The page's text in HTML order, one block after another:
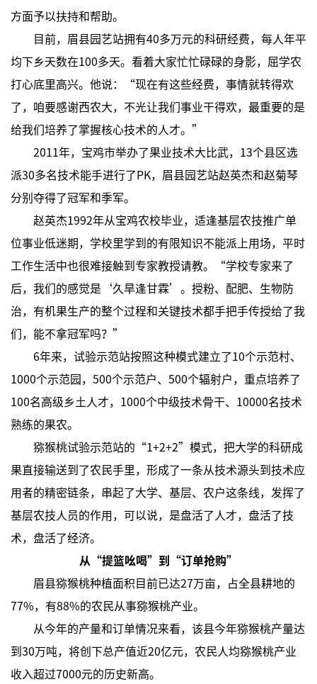
方面予以扶持和帮助。
目前，眉县园艺站拥有40多万元的科研经费，每人年平
均下乡天数在100多天。看着大家忙忙碌碌的身影，屈学农
打心底里高兴。他说：“现在有这些经费，事情就转得欢
了，咱要感谢西农大，不光让我们事业干得欢，最重要的是
给我们培养了掌握核心技术的人才。”
2011年，宝鸡市举办了果业技术大比武，13个县区选
派30多名技术能手进行了PK，眉县园艺站赵英杰和赵菊琴
分别夺得了冠军和季军。
赵英杰1992年从宝鸡农校毕业，适逢基层农技推广单
位事业低迷期，学校里学到的有限知识不能派上用场，平时
工作生活中也很难接触到专家教授请教。“学校专家来了
后，我们的感觉是‘久旱逢甘霖’。授粉、配肥、生物防
治，有机果生产的整个过程和关键技术都手把手传授给了我
们，能不拿冠军吗？”
6年来，试验示范站按照这种模式建立了10个示范村、
1000个示范园，500个示范户、500个辐射户，重点培养了
100名高级乡土人才，1000个中级技术骨干、10000名技术
熟练的果农。
猕猴桃试验示范站的“1+2+2”模式，把大学的科研成
果直接输送到了农民手里，形成了一条从技术源头到技术应
用者的精密链条，串起了大学、基层、农户这条线，发挥了
基层农技人员的作用，可以说，是盘活了人才，盘活了技
术，盘活了经济。
从“提篮吆喝”到“订单抢购”
眉县猕猴桃种植面积目前已达27万亩，占全县耕地的
77%，有88%的农民从事猕猴桃产业。
从今年的产量和订单情况来看，该县今年猕猴桃产量达
到30万吨，将创下总产值近20亿元，农民人均猕猴桃产业
收入超过7000元的历史新高。